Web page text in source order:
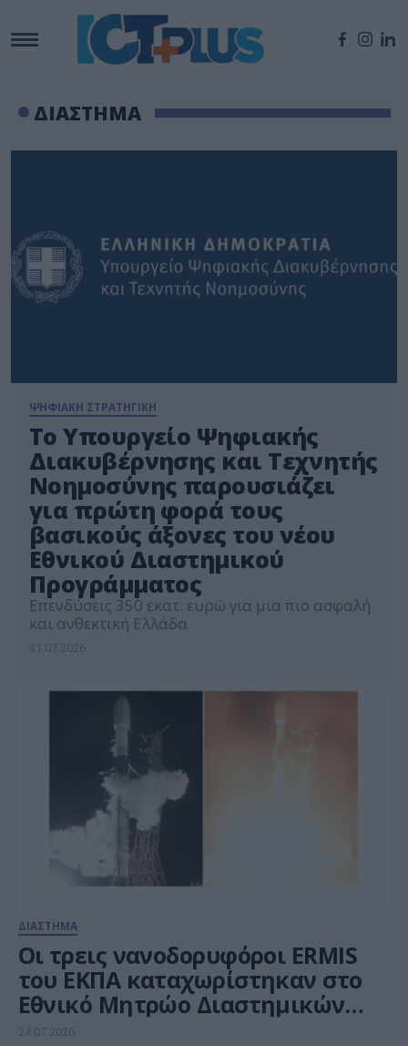
ΔΙΑΣΤΗΜΑ
ΨΗΦΙΑΚΗ ΣΤΡΑΤΗΓΙΚΗ
Το Υπουργείο Ψηφιακής
Διακυβέρνησης και Τεχνητής
Νοημοσύνης παρουσιάζει
για πρώτη φορά τους
βασικούς άξονες του νέου
Εθνικού Διαστημικού
Προγράμματος
Επενδύσεις 350 εκατ. ευρώ για μια πιο ασφαλή
και ανθεκτική Ελλάδα
ΔΙΑΣΤΗΜΑ
Οι τρεις νανοδορυφόροι ERMIS
του ΕΚΠΑ καταχωρίστηκαν στο
Εθνικό Μητρώο Διαστημικών
Αντικειμένων
24.07.2026